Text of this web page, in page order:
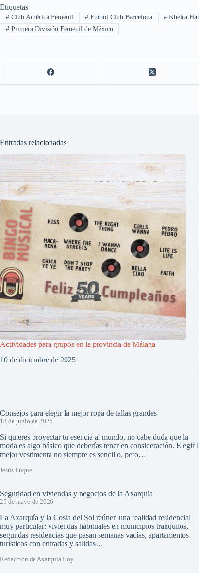
Etiquetas
#Club América Femenil #Fútbol Club Barcelona # Kheira
#Primera División Femenil de México
Entradas relacionadas
Actividades para grupos en la provincia de Málaga
10 de diciembre de 2025
Consejos para elegir la mejor ropa de tallas grandes
18 de junio de 2026
Si quieres proyectar tu esencia al mundo, no cabe duda que la
moda es algo básico que deberías tener en consideración. Elegir
mejor vestimenta no siempre es sencillo, pero…
Jesús Luque
Seguridad en viviendas y negocios de la Axarquía
25 de mayo de 2026
La Axarquía y la Costa del Sol reúnen una realidad residencial
muy particular: viviendas habituales en municipios tranquilos,
segundas residencias que pasan semanas vacías, apartamentos
turísticos con entradas y salidas…
Redacción de Axarquía Hoy